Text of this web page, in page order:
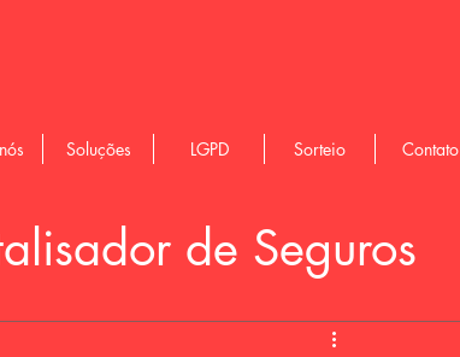
Soluções LGPD Sorteio Contato
de Seguros